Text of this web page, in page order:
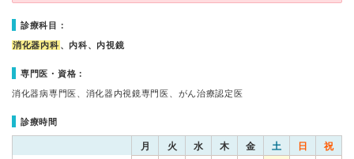
診療科目：
消化器内科 、内科、内視鏡
専門医・資格：
消化器病専門医、消化器内視鏡専門医、がん治療認定医
診療時間
月 火 水 木 金 土 日 祝